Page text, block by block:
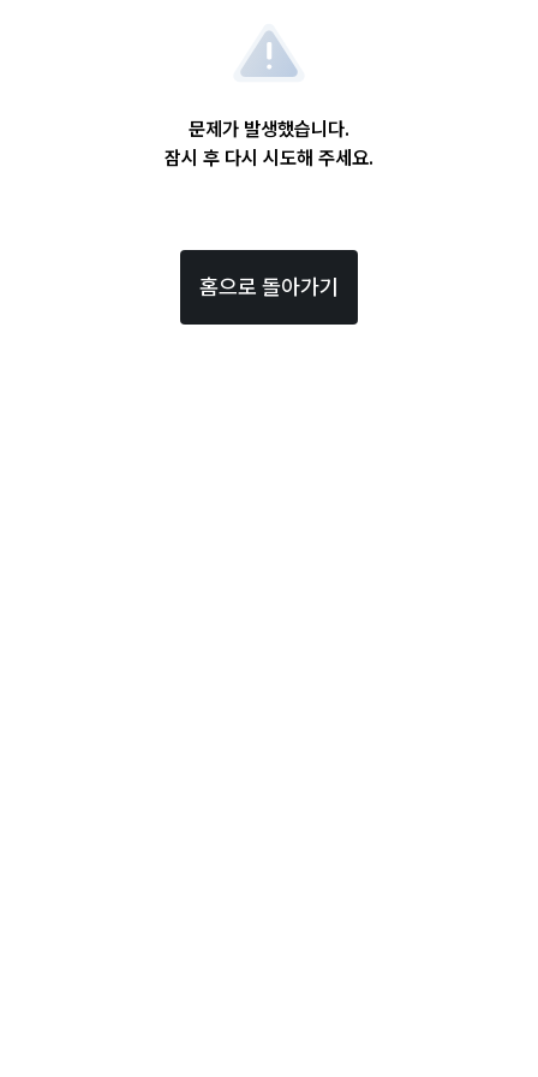
문제가 발생했습니다.
잠시 후 다시 시도해 주세요.
홈으로 돌아가기